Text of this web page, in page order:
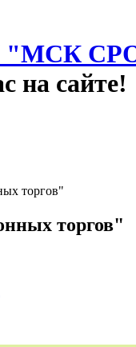
СРО
на сайте!
торгов"
торгов"